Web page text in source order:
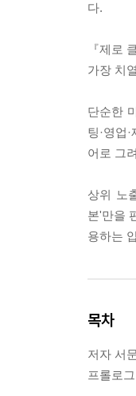
다.
『제로
가장 치
단순한
팅·영업
어로 그
상위 노
본'만을
용하는
목차
저자 서
프롤로